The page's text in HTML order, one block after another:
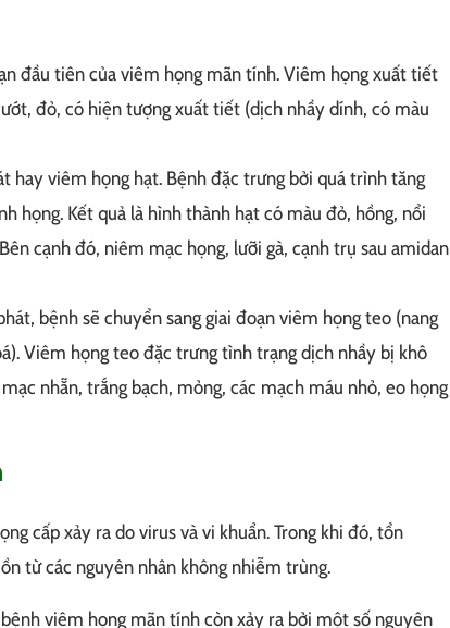
đầu tiên của viêm họng mãn tính. Viêm họng xuất tiết
đỏ, có hiện tượng xuất tiết (dịch nhầy dính, có màu
hay viêm họng hạt. Bệnh đặc trưng bởi quá trình tăng
họng. Kết quả là hình thành hạt có màu đỏ, hồng, nổi
cạnh đó, niêm mạc họng, lưỡi gà, cạnh trụ sau amidan
bệnh sẽ chuyển sang giai đoạn viêm họng teo (nang
Viêm họng teo đặc trưng tình trạng dịch nhầy bị khô
nhẵn, trắng bạch, mỏng, các mạch máu nhỏ, eo họng
cấp xảy ra do virus và vi khuẩn. Trong khi đó, tổn
từ các nguyên nhân không nhiễm trùng.
viêm họng mãn tính còn xảy ra bởi một số nguyên